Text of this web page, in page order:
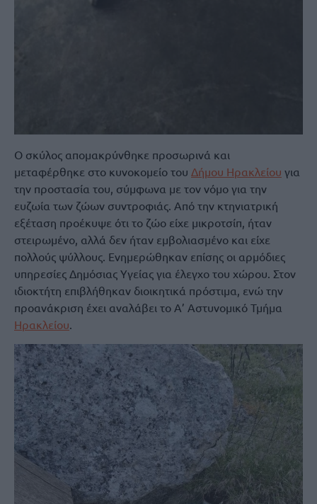
Ο σκύλος απομακρύνθηκε προσωρινά και
μεταφέρθηκε στο κυνοκομείο του Δήμου Ηρακλείου για
την προστασία του, σύμφωνα με τον νόμο για την
ευζωία των ζώων συντροφιάς. Από την κτηνιατρική
εξέταση προέκυψε ότι το ζώο είχε μικροτσίπ, ήταν
στειρωμένο, αλλά δεν ήταν εμβολιασμένο και είχε
πολλούς ψύλλους. Ενημερώθηκαν επίσης οι αρμόδιες
υπηρεσίες Δημόσιας Υγείας για έλεγχο του χώρου. Στον
ιδιοκτήτη επιβλήθηκαν διοικητικά πρόστιμα, ενώ την
προανάκριση έχει αναλάβει το Α’ Αστυνομικό Τμήμα
Ηρακλείου